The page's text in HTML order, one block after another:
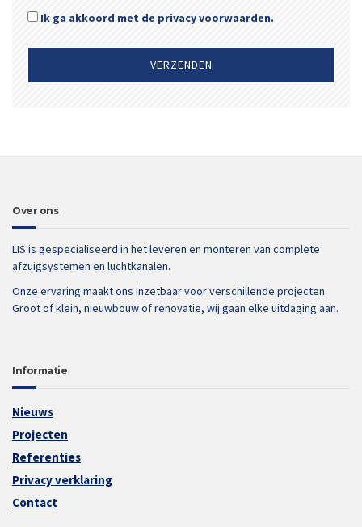
Ik ga akkoord met de privacy voorwaarden.
Over ons
LIS is gespecialiseerd in het leveren en monteren van complete
afzuigsystemen en luchtkanalen.
Onze ervaring maakt ons inzetbaar voor verschillende projecten.
Groot of klein, nieuwbouw of renovatie, wij gaan elke uitdaging aan.
Informatie
Nieuws
Projecten
Referenties
Privacy verklaring
Contact